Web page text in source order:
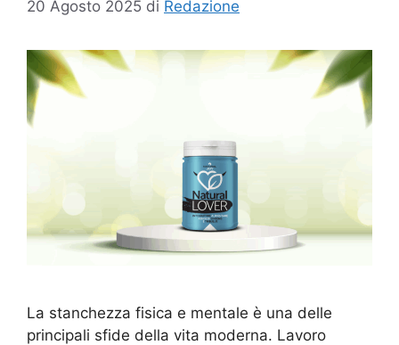
20 Agosto 2025 di Redazione
La stanchezza fisica e mentale è una delle
principali sfide della vita moderna. Lavoro